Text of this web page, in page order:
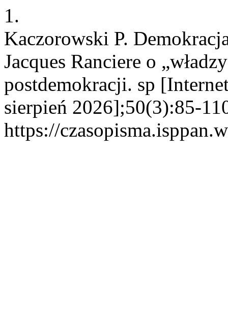
1.
Kaczorowski P.
Jacques Ranciere o
postdemokracji. sp
sierpień 2026];50(3):85-
https://